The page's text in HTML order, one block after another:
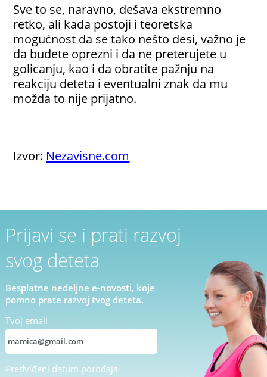
Sve to se, naravno, dešava ekstremno
retko, ali kada postoji i teoretska
mogućnost da se tako nešto desi, važno je
da budete oprezni i da ne preterujete u
golicanju, kao i da obratite pažnju na
reakciju deteta i eventualni znak da mu
možda to nije prijatno.
Izvor: Nezavisne.com
Prijavi se i prati razvoj
svog deteta
Besplatne nedeljne e-novosti, koje
pomno prate razvoj tvog deteta.
Tvoj email
Predviđeni datum porođaja